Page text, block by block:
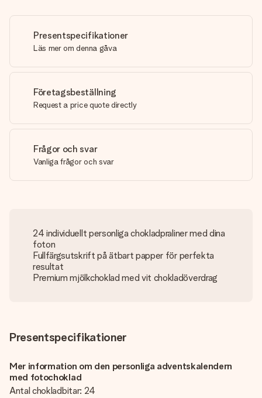
Presentspecifikationer
Läs mer om denna gåva
Företagsbeställning
Request a price quote directly
Frågor och svar
Vanliga frågor och svar
24 individuellt personliga chokladpraliner med dina
foton
Fullfärgsutskrift på ätbart papper för perfekta
resultat
Premium mjölkchoklad med vit chokladöverdrag
Presentspecifikationer
Mer information om den personliga adventskalendern
med fotochoklad
Antal chokladbitar: 24